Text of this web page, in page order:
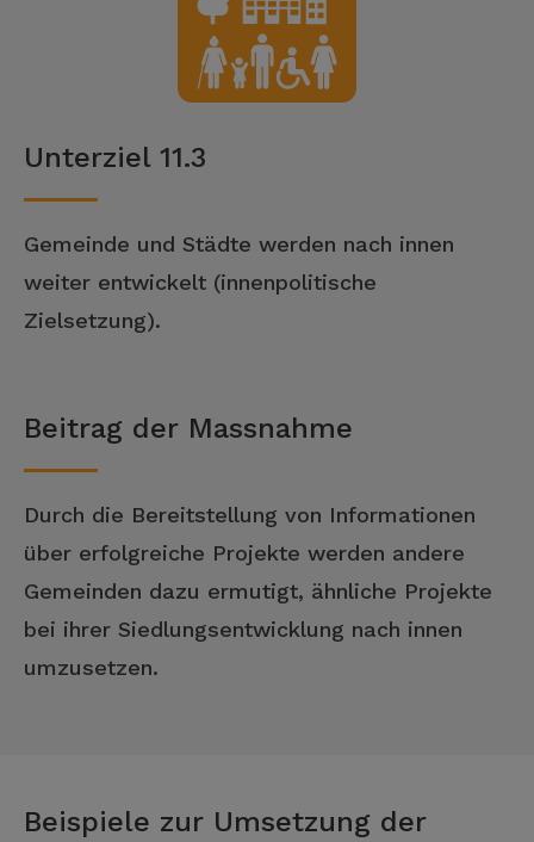
Unterziel 11.3
Gemeinde und Städte werden nach innen
weiter entwickelt (innenpolitische
Zielsetzung).
Beitrag der Massnahme
Durch die Bereitstellung von Informationen
über erfolgreiche Projekte werden andere
Gemeinden dazu ermutigt, ähnliche Projekte
bei ihrer Siedlungsentwicklung nach innen
umzusetzen.
Beispiele zur Umsetzung der